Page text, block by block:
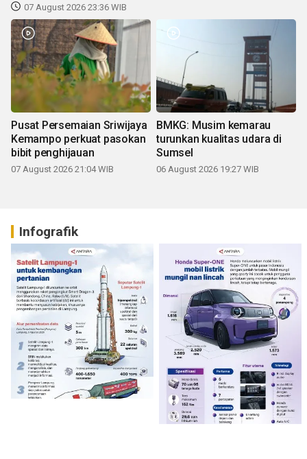
07 August 2026 23:36 WIB
Pusat Persemaian Sriwijaya
Kemampo perkuat pasokan
bibit penghijauan
07 August 2026 21:04 WIB
BMKG: Musim kemarau
turunkan kualitas udara di
Sumsel
06 August 2026 19:27 WIB
Infografik